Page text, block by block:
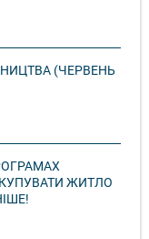
(ЧЕРВЕНЬ
ЖИТЛО